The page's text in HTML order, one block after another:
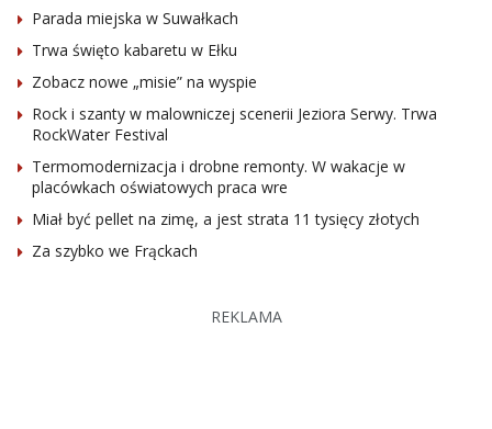
Parada miejska w Suwałkach
Trwa święto kabaretu w Ełku
Zobacz nowe „misie” na wyspie
Rock i szanty w malowniczej scenerii Jeziora Serwy. Trwa
RockWater Festival
Termomodernizacja i drobne remonty. W wakacje w
placówkach oświatowych praca wre
Miał być pellet na zimę, a jest strata 11 tysięcy złotych
Za szybko we Frąckach
REKLAMA